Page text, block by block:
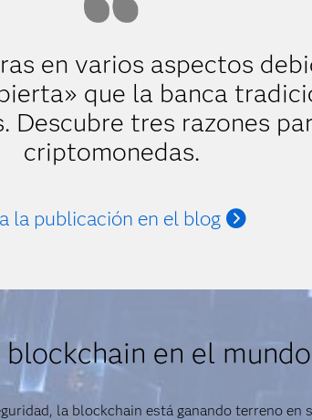
en varios aspectos
que la banca
tres razones
criptomonedas.
la publicación en el blog
en el
la blockchain está ganando terreno